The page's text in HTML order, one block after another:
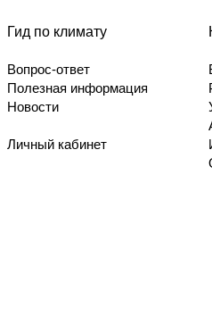
Гид по климату
Вопрос-ответ
Полезная информация
Новости
Личный кабинет